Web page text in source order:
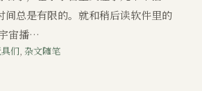
间总是有限的。就和稍后读软件里的
宙播…
们, 杂文随笔